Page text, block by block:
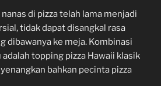
di pizza telah lama menjadi
tidak dapat disangkal rasa
dibawanya ke meja. Kombinasi
adalah topping pizza Hawaii klasik
bahkan pecinta pizza